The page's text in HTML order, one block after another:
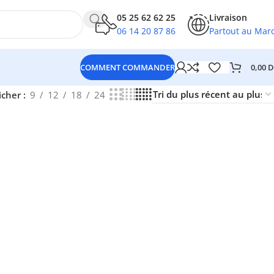
05 25 62 62 25
06 14 20 87 86
Livraison
Partout au
COMMENT COMMANDER 0,00
9 12 18 24